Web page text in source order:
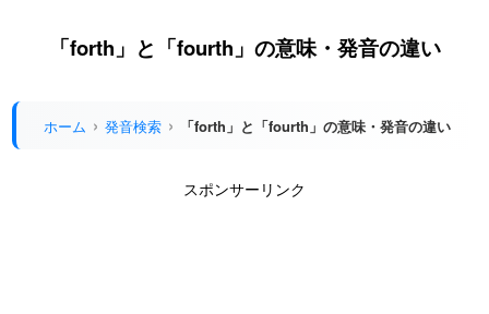
「forth」と「fourth」の意味・発音の違い
ホーム 発音検索 「forth」と「fourth」の意味・発音の違い
スポンサーリンク